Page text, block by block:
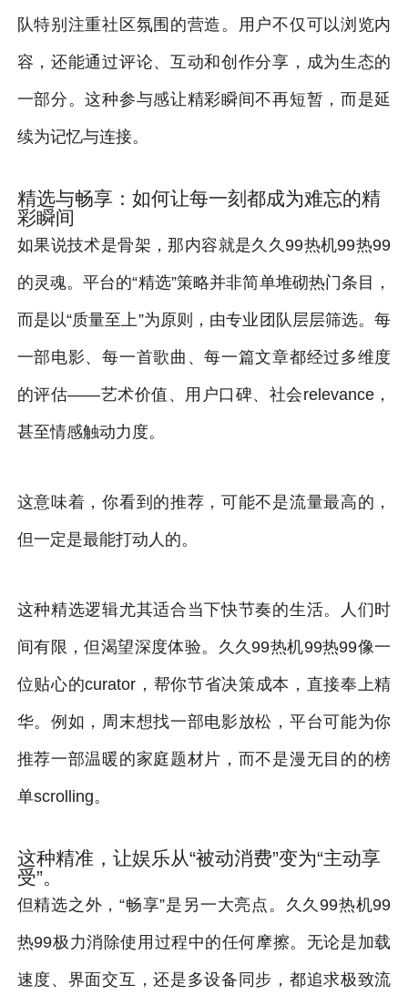
队特别注重社区氛围的营造。用户不仅可以浏览内
容，还能通过评论、互动和创作分享，成为生态的
一部分。这种参与感让精彩瞬间不再短暂，而是延
续为记忆与连接。
精选与畅享：如何让每一刻都成为难忘的精
彩瞬间
如果说技术是骨架，那内容就是久久99热机99热99
的灵魂。平台的“精选”策略并非简单堆砌热门条目，
而是以“质量至上”为原则，由专业团队层层筛选。每
一部电影、每一首歌曲、每一篇文章都经过多维度
的评估——艺术价值、用户口碑、社会relevance，
甚至情感触动力度。
这意味着，你看到的推荐，可能不是流量最高的，
但一定是最能打动人的。
这种精选逻辑尤其适合当下快节奏的生活。人们时
间有限，但渴望深度体验。久久99热机99热99像一
位贴心的curator，帮你节省决策成本，直接奉上精
华。例如，周末想找一部电影放松，平台可能为你
推荐一部温暖的家庭题材片，而不是漫无目的的榜
单scrolling。
这种精准，让娱乐从“被动消费”变为“主动享
受”。
但精选之外，“畅享”是另一大亮点。久久99热机99
热99极力消除使用过程中的任何摩擦。无论是加载
速度、界面交互，还是多设备同步，都追求极致流